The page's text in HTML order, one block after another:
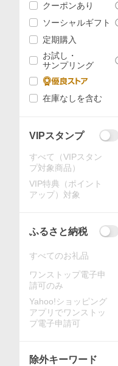
クーポンあり
ソーシャルギフト
定期購入
お試し・
サンプリング
在庫なしを含む
VIPスタンプ
すべて（VIPスタン
プ対象商品）
VIP特典（ポイント
アップ）対象
ふるさと納税
すべてのお礼品
ワンストップ電子申
請可のみ
Yahoo!ショッピング
アプリでワンストッ
プ電子申請可
除外キーワード